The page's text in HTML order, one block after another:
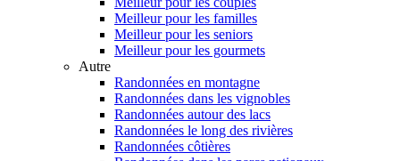
Meilleur pour les familles
Meilleur pour les seniors
Meilleur pour les gourmets
Autre
Randonnées en montagne
Randonnées dans les vignobles
Randonnées autour des lacs
Randonnées le long des rivières
Randonnées côtières